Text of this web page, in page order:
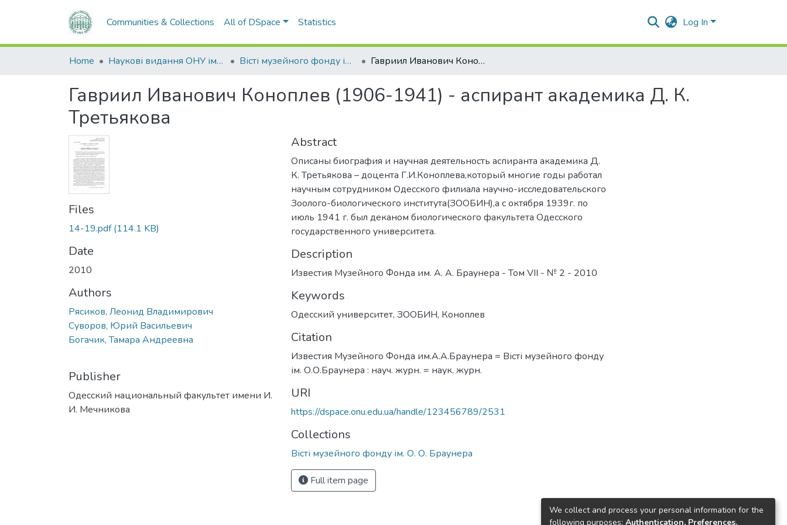
Communities & Collections All of DSpace Statistics Log In
Home Наукові видання ОНУ імені І. І. Мечникова Вісті музейного фонду ім. О. О. Браунера Гавриил Иванович Коноплев (1906-1941) - аспирант академика Д. К. Третьякова
Гавриил Иванович Коноплев (1906-1941) - аспирант академика Д. К.
Третьякова
Files
14-19.pdf(114.1 KB)
Date
2010
Authors
Рясиков, Леонид Владимирович
Суворов, Юрий Васильевич
Богачик, Тамара Андреевна
Publisher
Одесский национальный факультет имени И.
И. Мечникова
Abstract
Описаны биография и научная деятельность аспиранта академика Д.
К. Третьякова – доцента Г.И.Коноплева,который многие годы работал
научным сотрудником Одесского филиала научно-исследовательского
Зоолого-биологического института(ЗООБИН),а с октября 1939г. по
июль 1941 г. был деканом биологического факультета Одесского
государственного университета.
Description
Известия Музейного Фонда им. А. А. Браунера - Том VІІ - № 2 - 2010
Keywords
Одесский университет, ЗООБИН, Коноплев
Citation
Известия Музейного Фонда им.А.А.Браунера = Вісті музейного фонду
ім. О.О.Браунера : науч. журн. = наук. журн.
URI
https://dspace.onu.edu.ua/handle/123456789/2531
Collections
Вісті музейного фонду ім. О. О. Браунера
Full item page
We collect and process your personal information for the
following purposes: Authentication, Preferences,